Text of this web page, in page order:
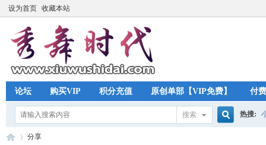
设为首页 收藏本站
论坛 购买VIP 积分充值 原创单部【VIP免费】 付
搜索 热搜:
分享